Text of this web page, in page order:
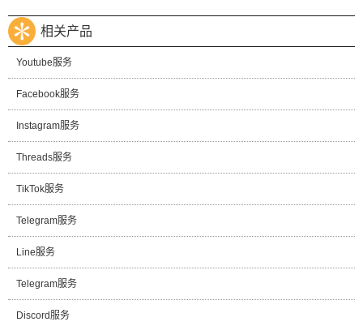
相关产品
Youtube服务
Facebook服务
Instagram服务
Threads服务
TikTok服务
Telegram服务
Line服务
Telegram服务
Discord服务